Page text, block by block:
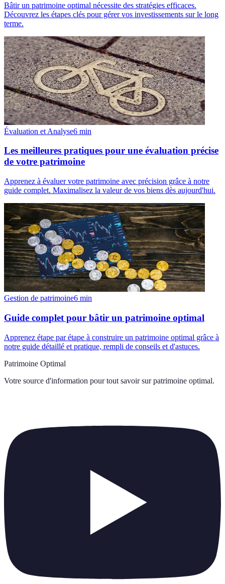
Bâtir un patrimoine optimal nécessite des stratégies efficaces.
Découvrez les étapes clés pour gérer vos investissements sur le long
terme.
Évaluation et Analyse6 min
Les meilleures pratiques pour une évaluation précise
de votre patrimoine
Apprenez à évaluer votre patrimoine avec précision grâce à notre
guide complet. Maximalisez la valeur de vos biens dès aujourd'hui.
Gestion de patrimoine6 min
Guide complet pour bâtir un patrimoine optimal
Apprenez étape par étape à construire un patrimoine optimal grâce à
notre guide détaillé et pratique, rempli de conseils et d'astuces.
Patrimoine Optimal
Votre source d'information pour tout savoir sur patrimoine optimal.